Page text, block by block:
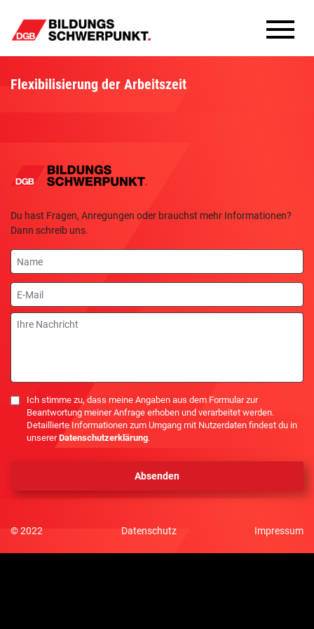
Bildungsschwerpunkte
Flexibilisierung der Arbeitszeit
Du hast Fragen, Anregungen oder brauchst mehr Informationen?
Dann schreib uns.
Name
E-
Mail
Nachricht
Einwilligung
Ich stimme zu, dass meine Angaben aus dem Formular zur
Beantwortung meiner Anfrage erhoben und verarbeitet werden.
Detaillierte Informationen zum Umgang mit Nutzerdaten findest du in
unsererDatenschutzerklärung.
© 2022 Datenschutz Impressum